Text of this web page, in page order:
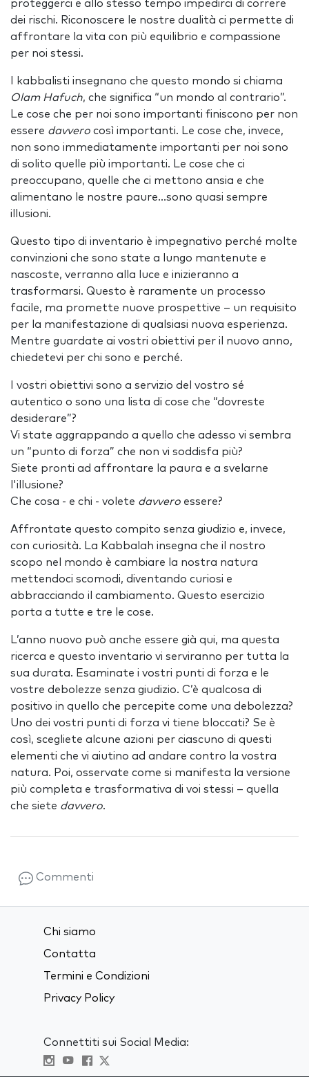
proteggerci e allo stesso tempo impedirci di correre
dei rischi. Riconoscere le nostre dualità ci permette di
affrontare la vita con più equilibrio e compassione
per noi stessi.
I kabbalisti insegnano che questo mondo si chiama
Olam Hafuch, che significa “un mondo al contrario”.
Le cose che per noi sono importanti finiscono per non
essere davvero così importanti. Le cose che, invece,
non sono immediatamente importanti per noi sono
di solito quelle più importanti. Le cose che ci
preoccupano, quelle che ci mettono ansia e che
alimentano le nostre paure…sono quasi sempre
illusioni.
Questo tipo di inventario è impegnativo perché molte
convinzioni che sono state a lungo mantenute e
nascoste, verranno alla luce e inizieranno a
trasformarsi. Questo è raramente un processo
facile, ma promette nuove prospettive – un requisito
per la manifestazione di qualsiasi nuova esperienza.
Mentre guardate ai vostri obiettivi per il nuovo anno,
chiedetevi per chi sono e perché.
I vostri obiettivi sono a servizio del vostro sé
autentico o sono una lista di cose che “dovreste
desiderare”?
Vi state aggrappando a quello che adesso vi sembra
un “punto di forza” che non vi soddisfa più?
Siete pronti ad affrontare la paura e a svelarne
l'illusione?
Che cosa - e chi - volete davvero essere?
Affrontate questo compito senza giudizio e, invece,
con curiosità. La Kabbalah insegna che il nostro
scopo nel mondo è cambiare la nostra natura
mettendoci scomodi, diventando curiosi e
abbracciando il cambiamento. Questo esercizio
porta a tutte e tre le cose.
L’anno nuovo può anche essere già qui, ma questa
ricerca e questo inventario vi serviranno per tutta la
sua durata. Esaminate i vostri punti di forza e le
vostre debolezze senza giudizio. C’è qualcosa di
positivo in quello che percepite come una debolezza?
Uno dei vostri punti di forza vi tiene bloccati? Se è
così, scegliete alcune azioni per ciascuno di questi
elementi che vi aiutino ad andare contro la vostra
natura. Poi, osservate come si manifesta la versione
più completa e trasformativa di voi stessi – quella
che siete davvero.
Commenti
Chi siamo
Contatta
Termini e Condizioni
Privacy Policy
Connettiti sui Social Media: